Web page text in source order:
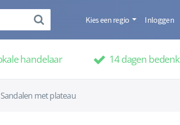
Kies een regio Inloggen
handelaar 14 dagen
Sandalen met plateau